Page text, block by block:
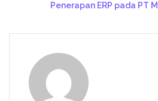
Penerapan ERP pada PT